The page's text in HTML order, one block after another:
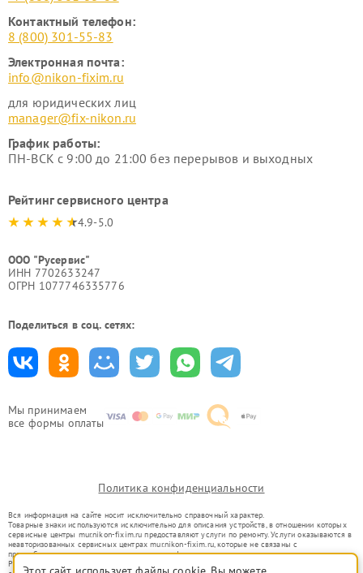
Мы принимаем
все формы оплаты
Контактный телефон:
8 (800) 301-55-83
Электронная почта:
info@nikon-fixim.ru
для юридических лиц
manager@fix-nikon.ru
График работы:
ПН-ВСК с 9:00 до 21:00 без перерывов и выходных
Рейтинг сервисного центра
4.9-5.0
ООО "Русервис"
ИНН 7702633247
ОГРН 1077746335776
Поделиться в соц. сетях:
Политика конфиденциальности
Вся информация на сайте носит исключительно справочный характер.
Товарные знаки используются исключительно для описания устройств, в отношении которых
сервисные центры mur.nikon-fixim.ru предоставляют услуги по ремонту. Услуги оказываются в
неавторизованных сервисных центрах mur.nikon-fixim.ru, которые не связаны с
правообладателями товарных знаков или их официальными представителями.
Ремонт осуществляется для устройств, уже введенных в гражданский оборот в соответствии